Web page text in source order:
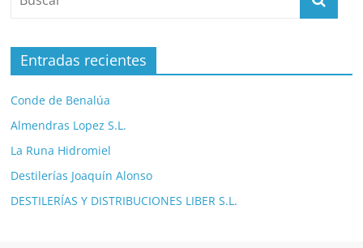
Entradas recientes
Conde de Benalúa
Almendras Lopez S.L.
La Runa Hidromiel
Destilerías Joaquín Alonso
DESTILERÍAS Y DISTRIBUCIONES LIBER S.L.